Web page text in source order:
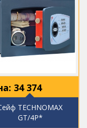
34 374
TECHNOMAX
GT/4P*